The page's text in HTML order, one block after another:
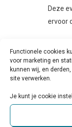
Functionele cookies
voor marketing en
kunnen wij, en
site verwerken.
Je kunt je cookie
Deze
ervoor
LEES